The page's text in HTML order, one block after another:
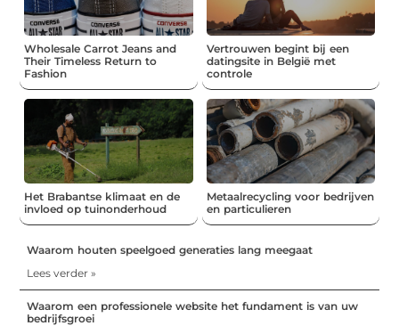
Wholesale Carrot Jeans and
Their Timeless Return to
Fashion
Vertrouwen begint bij een
datingsite in België met
controle
Het Brabantse klimaat en de
invloed op tuinonderhoud
Metaalrecycling voor bedrijven
en particulieren
Waarom houten speelgoed generaties lang meegaat
Lees verder »
Waarom een professionele website het fundament is van uw
bedrijfsgroei